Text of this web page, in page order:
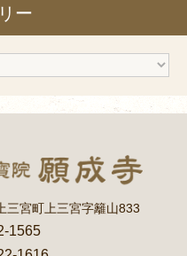
ー
三宮町上三宮字籬山833
1565